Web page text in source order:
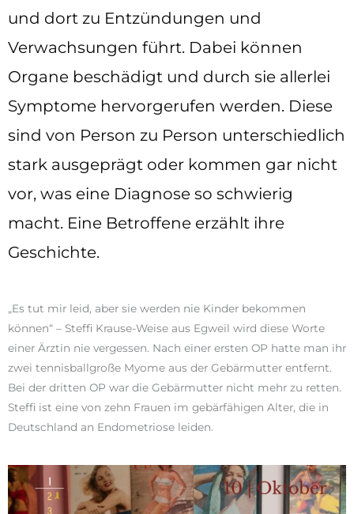
und dort zu Entzündungen und
Verwachsungen führt. Dabei können
Organe beschädigt und durch sie allerlei
Symptome hervorgerufen werden. Diese
sind von Person zu Person unterschiedlich
stark ausgeprägt oder kommen gar nicht
vor, was eine Diagnose so schwierig
macht. Eine Betroffene erzählt ihre
Geschichte.
„Es tut mir leid, aber sie werden nie Kinder bekommen
können“ – Steffi Krause-Weise aus Egweil wird diese Worte
einer Ärztin nie vergessen. Nach einer ersten OP hatte man ihr
zwei tennisballgroße Myome aus der Gebärmutter entfernt.
Bei der dritten OP war die Gebärmutter nicht mehr zu retten.
Steffi ist eine von zehn Frauen im gebärfähigen Alter, die in
Deutschland an Endometriose leiden.